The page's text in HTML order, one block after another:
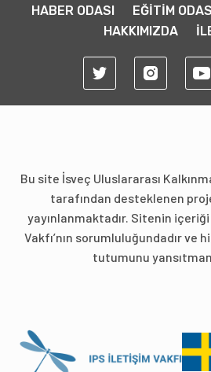
HABER ODASI EĞİTİM
HAKKIMIZDA
Bu site İsveç Uluslararası
tarafından desteklenen
yayınlanmaktadır. Sitenin
Vakfı’nın sorumluluğundadır ve
tutumunu